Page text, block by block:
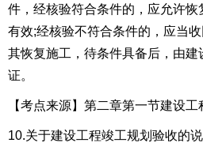
件，经核验符合条件的，应允许
有效;经核验不符合条件的，应当
其恢复施工，待条件具备后，由
证。
【考点来源】第二章第一节建设
10.关于建设工程竣工规划验收的说